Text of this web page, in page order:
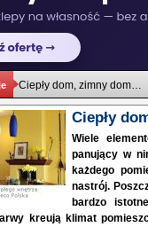
Ciepły dom, zimny dom…
Ciepły
Wiele
panujący w
każdego
nastrój.
bardzo
kreują klimat